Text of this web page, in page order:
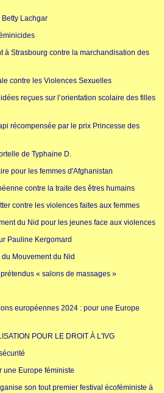
Lachgar
à Strasbourg contre la marchandisation des
contre les Violences Sexuelles
reçues sur l’orientation scolaire des filles
récompensée par le prix Princesse des
de Typhaine D.
pour les femmes d'Afghanistan
contre la traite des êtres humains
contre les violences faites aux femmes
du Nid pour les jeunes face aux violences
Pauline Kergomard
Mouvement du Nid
« salons de massages »
européennes 2024 : pour une Europe
POUR LE DROIT À L'IVG
une Europe féministe
son tout premier festival écoféministe à